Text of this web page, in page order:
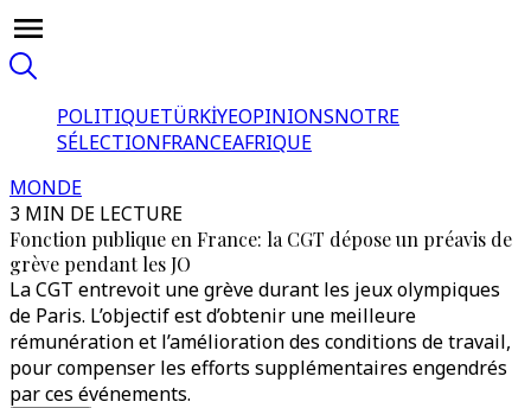
POLITIQUETÜRKİYEOPINIONSNOTRE
SÉLECTIONFRANCEAFRIQUE
MONDE
3 MIN DE LECTURE
Fonction publique en France: la CGT dépose un préavis de
grève pendant les JO
La CGT entrevoit une grève durant les jeux olympiques
de Paris. L’objectif est d’obtenir une meilleure
rémunération et l’amélioration des conditions de travail,
pour compenser les efforts supplémentaires engendrés
par ces événements.